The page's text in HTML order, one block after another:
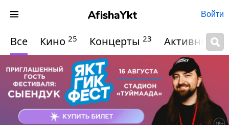
Войти
Все Кино 25 Концерты 23 Активный